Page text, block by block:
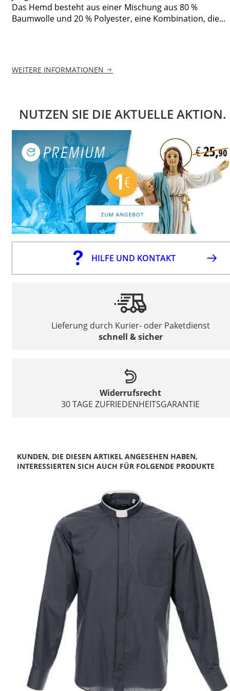
Das Hemd besteht aus einer Mischung aus 80 %
Baumwolle und 20 % Polyester, eine Kombination, die...
WEITERE INFORMATIONEN
NUTZEN SIE DIE AKTUELLE AKTION.
HILFE UND KONTAKT
Lieferung durch Kurier- oder Paketdienst
schnell & sicher
Widerrufsrecht
30 TAGE ZUFRIEDENHEITSGARANTIE
KUNDEN, DIE DIESEN ARTIKEL ANGESEHEN HABEN,
INTERESSIERTEN SICH AUCH FÜR FOLGENDE PRODUKTE